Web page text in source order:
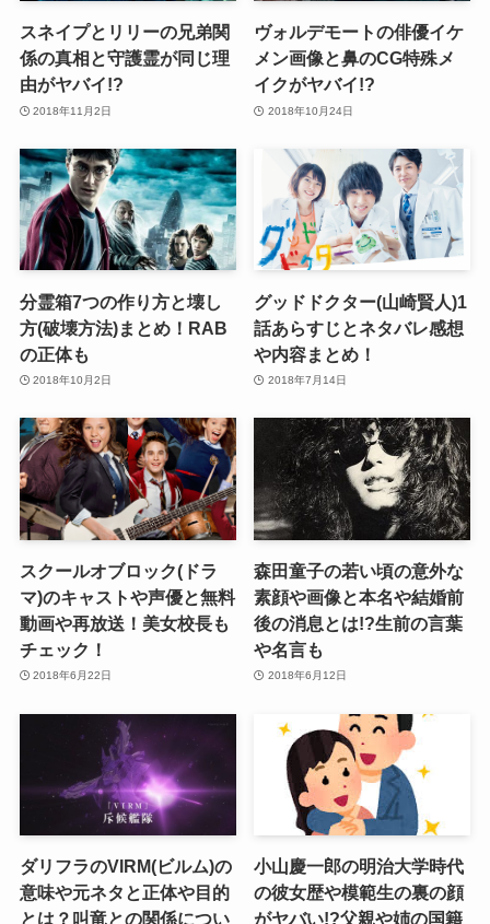
スネイプとリリーの兄弟関
係の真相と守護霊が同じ理
由がヤバイ!?
2018年11月2日
ヴォルデモートの俳優イケ
メン画像と鼻のCG特殊メ
イクがヤバイ!?
2018年10月24日
分霊箱7つの作り方と壊し
方(破壊方法)まとめ！RAB
の正体も
2018年10月2日
グッドドクター(山崎賢人)1
話あらすじとネタバレ感想
や内容まとめ！
2018年7月14日
スクールオブロック(ドラ
マ)のキャストや声優と無料
動画や再放送！美女校長も
チェック！
2018年6月22日
森田童子の若い頃の意外な
素顔や画像と本名や結婚前
後の消息とは!?生前の言葉
や名言も
2018年6月12日
ダリフラのVIRM(ビルム)の
意味や元ネタと正体や目的
とは？叫竜との関係につい
小山慶一郎の明治大学時代
の彼女歴や模範生の裏の顔
がヤバい!?父親や姉の国籍